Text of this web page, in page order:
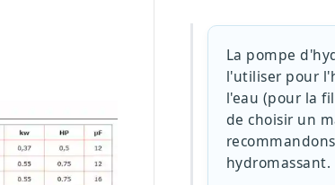
La pompe
l'utiliser pour
l'eau (pour la
de choisir un
hydromassant.